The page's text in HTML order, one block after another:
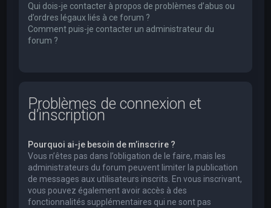
Qui dois-je contacter à propos de problèmes d’abus ou
d’ordres légaux liés à ce forum ?
Comment puis-je contacter un administrateur du
forum ?
Problèmes de connexion et
d’inscription
Pourquoi ai-je besoin de m’inscrire ?
Vous n’êtes pas dans l’obligation de le faire, mais les
administrateurs du forum peuvent limiter la publication
de messages aux utilisateurs inscrits. En vous inscrivant,
vous pouvez également avoir accès à des
fonctionnalités supplémentaires qui ne sont pas